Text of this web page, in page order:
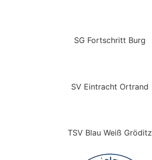
SG Fortschritt Burg
SV Eintracht Ortrand
TSV Blau Weiß Gröditz